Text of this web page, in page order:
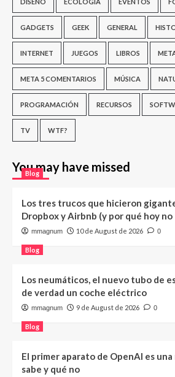
DISEÑO ECOLOGÍA EVENTOS
GADGETS GEEK GENERAL
INTERNET JUEGOS LIBROS
META 5 COMENTARIOS MÚSICA
PROGRAMACIÓN RECURSOS
TV WTF?
You may have missed
Blog
Los tres trucos que hicieron
Dropbox y Airbnb (y por qué hoy
mmagnum 10 de August de 2026 0
Blog
Los neumáticos, el nuevo tubo de
de verdad un coche eléctrico
mmagnum 9 de August de 2026 0
Blog
El primer aparato de OpenAI es
sabe y qué no